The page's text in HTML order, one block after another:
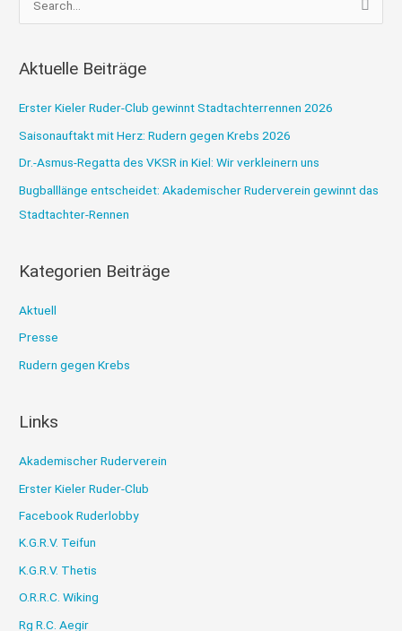
u
h
n
a
c
h
Aktuelle Beiträge
Erster Kieler Ruder-Club gewinnt Stadtachterrennen 2026
Saisonauftakt mit Herz: Rudern gegen Krebs 2026
Dr.-Asmus-Regatta des VKSR in Kiel: Wir verkleinern uns
Bugballlänge entscheidet: Akademischer Ruderverein gewinnt das
Stadtachter-Rennen
Kategorien Beiträge
Aktuell
Presse
Rudern gegen Krebs
Links
Akademischer Ruderverein
Erster Kieler Ruder-Club
Facebook Ruderlobby
K.G.R.V. Teifun
K.G.R.V. Thetis
O.R.R.C. Wiking
Rg R.C. Aegir